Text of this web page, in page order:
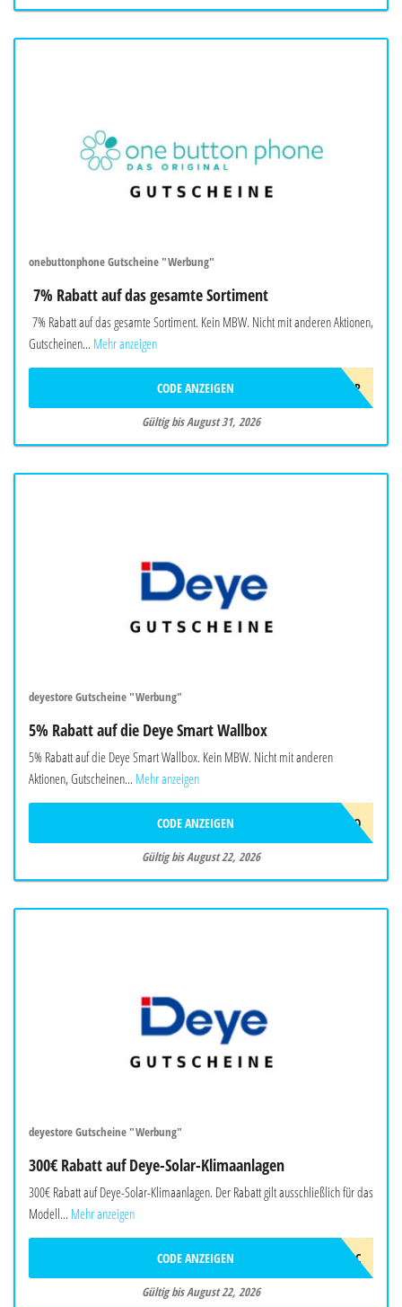
onebuttonphone Gutscheine "Werbung"
7% Rabatt auf das gesamte Sortiment
7% Rabatt auf das gesamte Sortiment. Kein MBW. Nicht mit anderen Aktionen,
Gutscheinen... Mehr anzeigen
SOMMER2026OBP
CODE ANZEIGEN
Gültig bis August 31, 2026
deyestore Gutscheine "Werbung"
5% Rabatt auf die Deye Smart Wallbox
5% Rabatt auf die Deye Smart Wallbox. Kein MBW. Nicht mit anderen
Aktionen, Gutscheinen... Mehr anzeigen
EVCJULYPROMO
CODE ANZEIGEN
Gültig bis August 22, 2026
deyestore Gutscheine "Werbung"
300€ Rabatt auf Deye-Solar-Klimaanlagen
300€ Rabatt auf Deye-Solar-Klimaanlagen. Der Rabatt gilt ausschließlich für das
Modell... Mehr anzeigen
2026DEYEAWINAC
CODE ANZEIGEN
Gültig bis August 22, 2026